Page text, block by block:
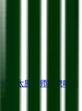
聘 太原 教师招聘呼和